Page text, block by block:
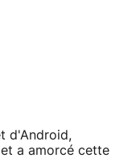
d'Android,
a amorcé cette